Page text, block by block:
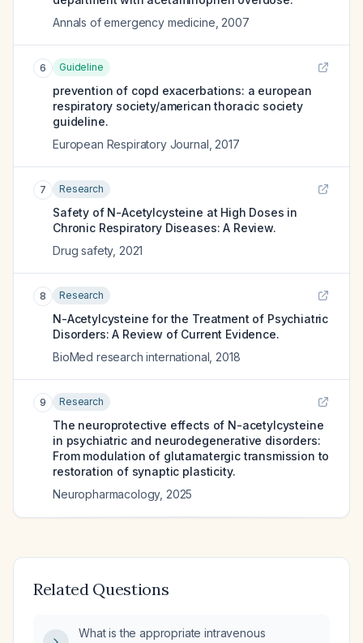
Annals of emergency medicine 2007
6 Guideline
prevention of copd exacerbations: a european
respiratory society/american thoracic society
guideline.
European Respiratory Journal 2017
7 Research
Safety of N-Acetylcysteine at High Doses in
Chronic Respiratory Diseases: A Review.
Drug safety, 2021
8 Research
N-Acetylcysteine for the Treatment of Psychiatric
Disorders: A Review of Current Evidence.
BioMed research international 2018
9 Research
The neuroprotective effects of N-acetylcysteine
in psychiatric and neurodegenerative disorders:
From modulation of glutamatergic transmission to
restoration of synaptic plasticity.
Neuropharmacology, 2025
Related Questions
What is the appropriate intravenous